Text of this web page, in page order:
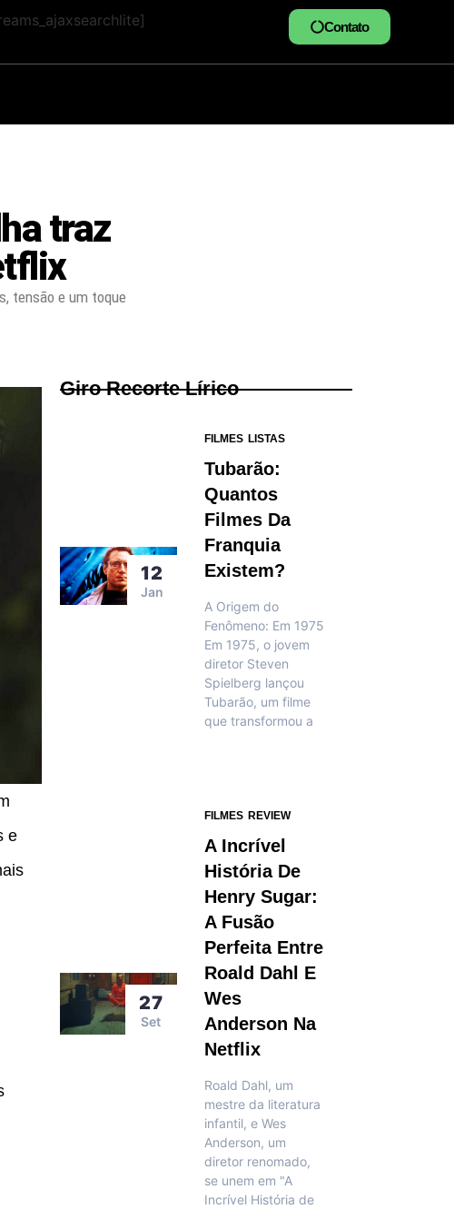
Contato
traz
tensão e um toque
e
Giro Recorte Lírico
12
Jan
FILMES LISTAS
Tubarão:
Quantos
Filmes Da
Franquia
Existem?
A Origem do
Fenômeno: Em 1975
Em 1975, o jovem
diretor Steven
Spielberg lançou
Tubarão, um filme
que transformou a
27
Set
FILMES REVIEW
A Incrível
História De
Henry Sugar:
A Fusão
Perfeita Entre
Roald Dahl E
Wes
Anderson Na
Netflix
Roald Dahl, um
mestre da literatura
infantil, e Wes
Anderson, um
diretor renomado,
se unem em "A
Incrível História de